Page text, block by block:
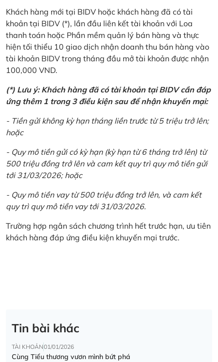
Khách hàng mới tại BIDV hoặc khách hàng đã có tài
khoản tại BIDV (*), lần đầu liên kết tài khoản với Loa
thanh toán hoặc Phần mềm quản lý bán hàng và thực
hiện tối thiểu 10 giao dịch nhận doanh thu bán hàng vào
tài khoản BIDV trong tháng đầu mở tài khoản được nhận
100,000 VND.
(*) Lưu ý: Khách hàng đã có tài khoản tại BIDV cần đáp
ứng thêm 1 trong 3 điều kiện sau để nhận khuyến mại:
- Tiền gửi không kỳ hạn tháng liền trước từ 5 triệu trở lên;
hoặc
- Quy mô tiền gửi có kỳ hạn (kỳ hạn từ 6 tháng trở lên) từ
500 triệu đồng trở lên và cam kết quy trì quy mô tiền gửi
tới 31/03/2026; hoặc
- Quy mô tiền vay từ 500 triệu đồng trở lên, và cam kết
quy trì quy mô tiền vay tới 31/03/2026.
Trường hợp ngân sách chương trình hết trước hạn, ưu tiên
khách hàng đáp ứng điều kiện khuyến mại trước.
Tin bài khác
TÀI KHOẢN01/01/2026
Cùng Tiểu thương vươn mình bứt phá